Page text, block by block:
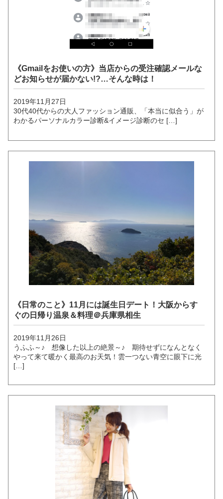
《Gmailをお使いの方》当店からの受注確認メールな
どお知らせが届かない!?…そんな時は！
2019年11月27日
30代40代からの大人ファッション通販、「本当に似合う」が
わかるパーソナルカラー診断&イメージ診断のセ […]
《日常のこと》11月には誕生日デート！大阪からす
ぐの日帰り温泉＆料理＠兵庫県相生
2019年11月26日
うふふ～♪ 想像した以上の絶景～♪ 期待せずになんとなく
やって来て暖かく最高のお天気！雲一つない青空に眼下に光
[…]